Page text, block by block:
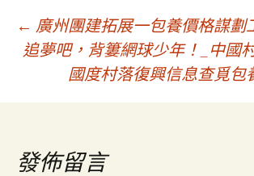
文
導
← 廣州團建拓展一包養價格謀劃
追夢吧，背簍網球少年！_中國
國度村落復興信息查覓包
發佈留言